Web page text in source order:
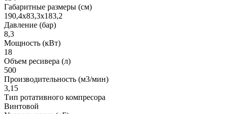
Габаритные размеры (см)
190,4х83,3х183,2
Давление (бар)
8,3
Мощность (кВт)
18
Объем ресивера (л)
500
Производительность (м3/мин)
3,15
Тип ротативного компресора
Винтовой